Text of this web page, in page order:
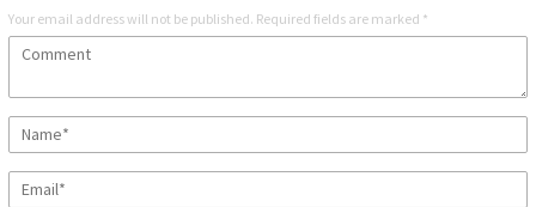
Your email address will not be published. Required fields are marked *